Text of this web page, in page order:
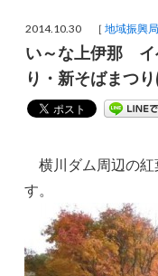
2014.10.30 ［地域振興局
い～な上伊那
り・新そばまつ
横川ダム周辺の紅
す。